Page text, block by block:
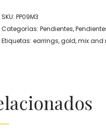
SKU: PP09M3
Categorías: Pendientes,
Etiquetas: earrings,gold,mix and